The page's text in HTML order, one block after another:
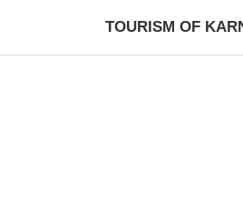
TOURISM OF